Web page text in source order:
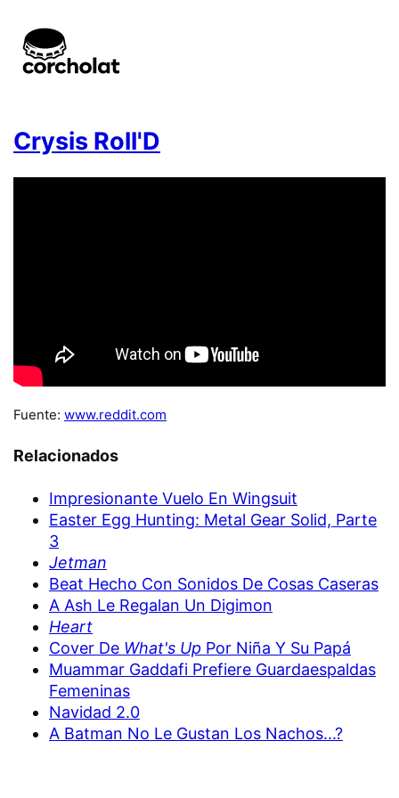
Crysis Roll'D
Fuente: www.reddit.com
Relacionados
Impresionante Vuelo En Wingsuit
Easter Egg Hunting: Metal Gear Solid, Parte
3
Jetman
Beat Hecho Con Sonidos De Cosas Caseras
A Ash Le Regalan Un Digimon
Heart
Cover De What's Up Por Niña Y Su Papá
Muammar Gaddafi Prefiere Guardaespaldas
Femeninas
Navidad 2.0
A Batman No Le Gustan Los Nachos...?